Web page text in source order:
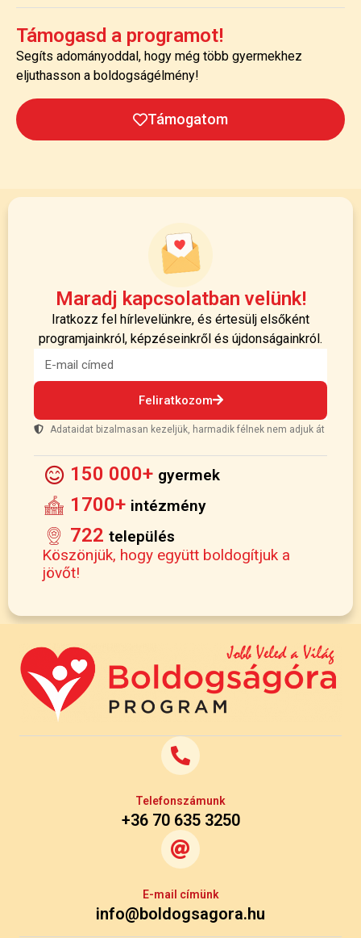
Támogasd a programot!
Segíts adományoddal, hogy még több gyermekhez
eljuthasson a boldogságélmény!
Támogatom
Maradj kapcsolatban velünk!
Iratkozz fel hírlevelünkre, és értesülj elsőként
programjainkról, képzéseinkről és újdonságainkról.
Feliratkozom
Adataidat bizalmasan kezeljük, harmadik félnek nem adjuk át
150 000+ gyermek
1700+ intézmény
722 település
Köszönjük, hogy együtt boldogítjuk a
jövőt!
Telefonszámunk
+36 70 635 3250
E-mail címünk
info@boldogsagora.hu